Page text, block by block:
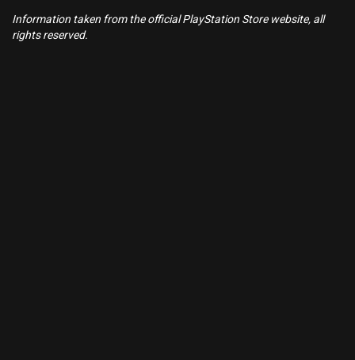
Information taken from the official PlayStation Store website, all
rights reserved.